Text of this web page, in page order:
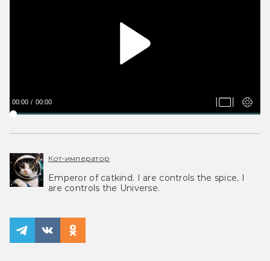
00:00 00:00
Кот-император
Emperor of catkind. I are controls the spice, I
are controls the Universe.